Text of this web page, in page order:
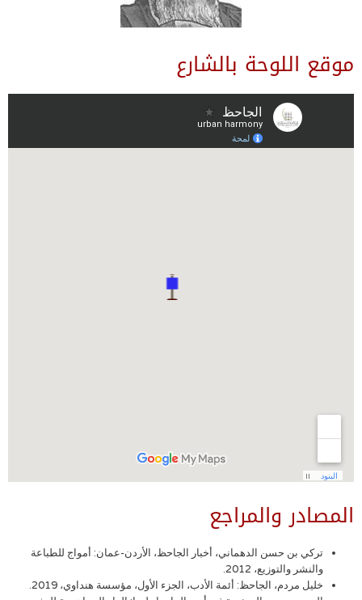
موقع اللوحة بالشارع
المصادر والمراجع
تركي بن حسن الدهماني، أخبار الجاحظ، الأردن-عمان: أمواج للطباعة
والنشر والتوزيع، 2012.
خليل مردم، الجاحظ: أئمة الأدب، الجزء الأول، مؤسسة هنداوي، 2019.